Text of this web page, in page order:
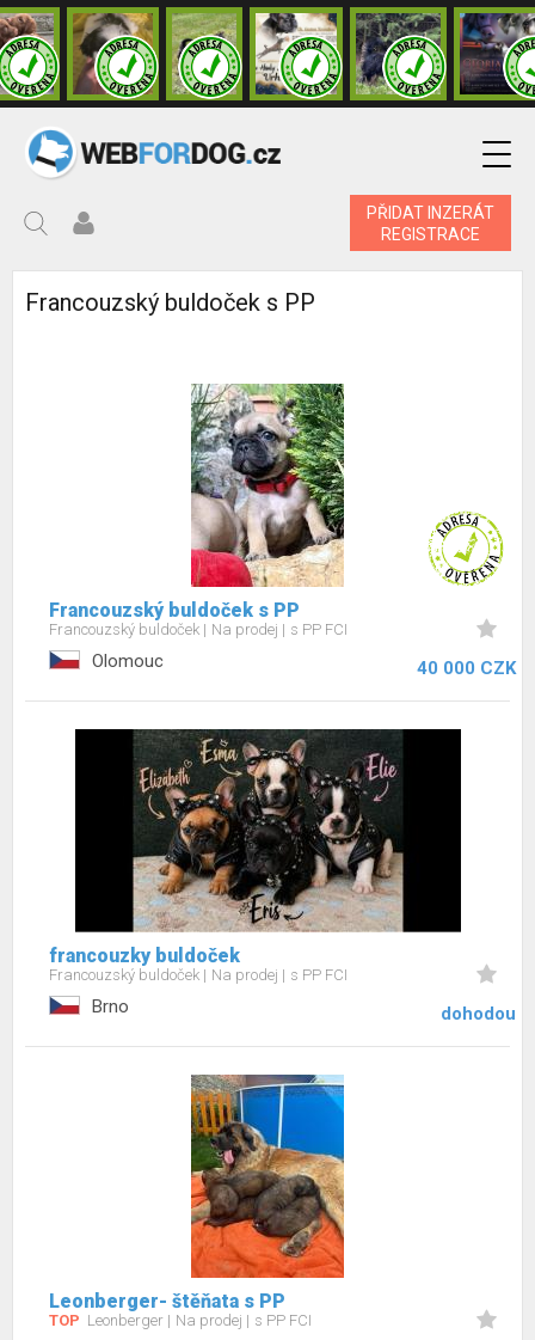
PŘIDAT INZERÁT
REGISTRACE
Francouzský buldoček s PP
Francouzský buldoček s PP
Francouzský buldoček Na prodej s PP FCI
Olomouc 40 000 CZK
francouzky buldoček
Francouzský buldoček Na prodej s PP FCI
Brno dohodou
Leonberger- štěňata s PP
TOP Leonberger Na prodej s PP FCI